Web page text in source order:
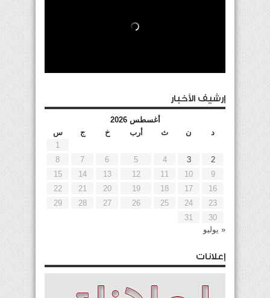
إرشيف الأخبار
أغسطس 2026
د
ن ث أرب خ ج
س
1
2
3
4
5
6
7
8
9
10
11
12
13
14
15
16
17
18
19
20
21
22
23
24
25
26
27
28
29
30
31
« يوليو
إعلانات